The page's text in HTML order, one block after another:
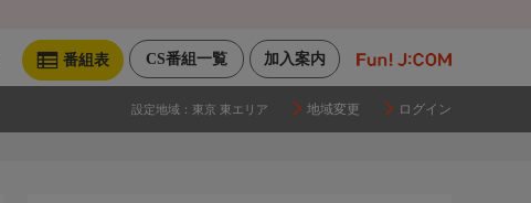
加入案内
CS番組一覧
番組表
設定地域： 東京 東エリア 地域変更 ログイン